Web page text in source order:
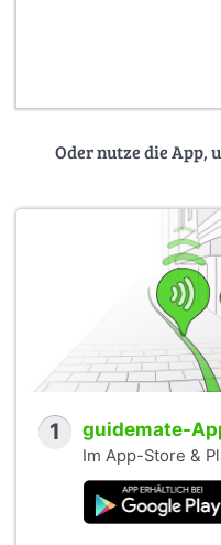
Oder nutze die App,
1 guidemate-
Im App-Store &